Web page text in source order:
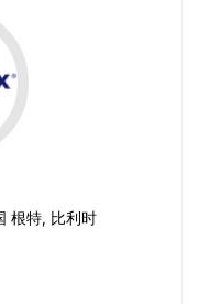
根特, 比利时